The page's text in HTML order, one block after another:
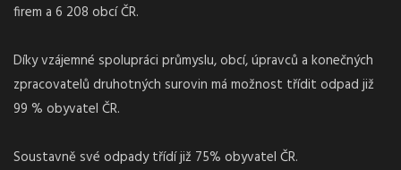
firem a 6 208 obcí ČR.
Díky vzájemné spolupráci průmyslu, obcí, úpravců a konečných
zpracovatelů druhotných surovin má možnost třídit odpad již
99 % obyvatel ČR.
Soustavně své odpady třídí již 75% obyvatel ČR.